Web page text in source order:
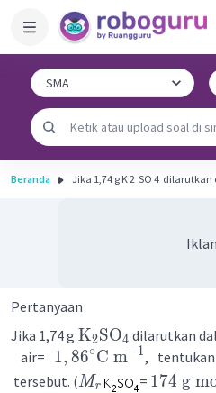
Beranda Jika 1,74 g K 2 ​ SO 4
Iklan
Pertanyaan
Jika 1,74 g K2SO4 dilarutkan
air= 1, 86∘C m−1,
tersebut. (Mr = 174 g